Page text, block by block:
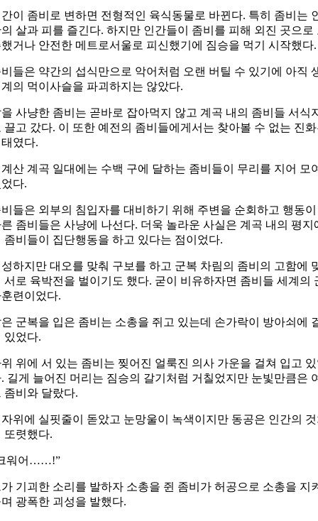
이 좀비로 변하면 전형적인 육식동물로 바뀐다. 특히 좀비는
살과 피를 즐긴다. 하지만 인간들이 좀비를 피해 외진 곳으로
거나 안전한 메트로서울로 피신했기에 짐승을 먹기 시작했다.
들은 약간의 섭식만으로 악어처럼 오랜 버틸 수 있기에 아직
의 먹이사슬을 파괴하지는 않았다.
사냥한 좀비는 곧바로 잡아먹지 않고 계곡 내의 좀비들 서식
끌고 갔다. 이 또한 예전의 좀비들에게서는 찾아볼 수 없는 진
였다.
산 계곡 일대에는 수백 구에 달하는 좀비들이 무리를 지어 모
다.
들은 외부의 침입자를 대비하기 위해 주변을 순회하고 행동이
좀비들은 사냥에 나선다. 더욱 놀라운 사실은 계곡 내의 평지
좀비들이 집단행동을 하고 있다는 점이었다.
하지만 대오를 맞춰 구보를 하고 군복 차림의 좀비의 고함에
서로 육박전을 벌이기도 했다. 굳이 비유하자면 좀비들 세계의
련이었다.
군복을 입은 좀비는 소총을 쥐고 있는데 손가락이 방아쇠에
있었다.
위에 서 있는 좀비는 찢어진 얼룩진 의사 가운을 걸쳐 입고
길게 늘어진 머리는 짐승의 갈기처럼 거칠었지만 눈빛만큼은
좀비와 달랐다.
위에 실핏줄이 돋았고 눈망울이 녹색이지만 동공은 인간의
또렷했다.
워어……!”
기괴한 소리를 발하자 소총을 쥔 좀비가 허공으로 소총을 지
광폭한 괴성을 발했다.